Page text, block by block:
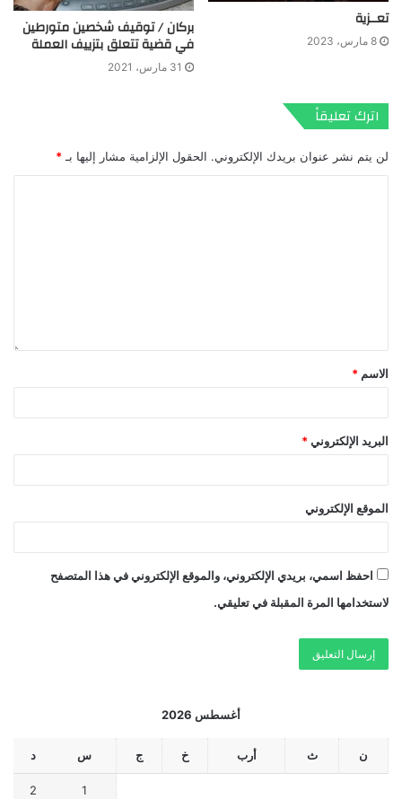
تعــزية
8 مارس، 2023
بركان / توقيف شخصين متورطين
في قضية تتعلق بتزييف العملة
31 مارس، 2021
اترك تعليقاً
لن يتم نشر عنوان بريدك الإلكتروني. الحقول الإلزامية مشار إليها بـ *
الاسم *
البريد الإلكتروني *
الموقع الإلكتروني
احفظ اسمي، بريدي الإلكتروني، والموقع الإلكتروني في هذا المتصفح
لاستخدامها المرة المقبلة في تعليقي.
أغسطس 2026
ن ث أرب خ ج س د
1
2